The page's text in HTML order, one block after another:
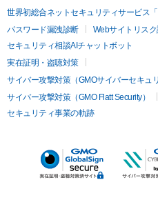
世界初総合ネットセキュリティサービス「
パスワード漏洩診断
Webサイトリス
セキュリティ相談AIチャットボット
実在証明・盗聴対策
サイバー攻撃対策（GMOサイバーセキュ
サイバー攻撃対策（GMO Flatt Security）
セキュリティ事業の軌跡